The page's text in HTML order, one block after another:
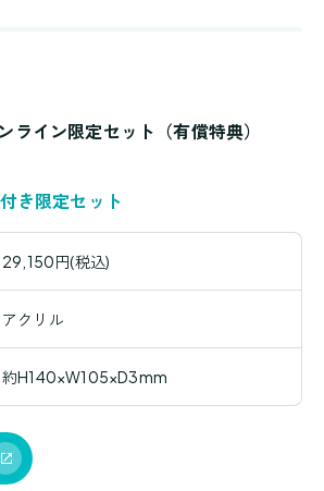
ライン限定セット（有償特典）
き限定セット
29,150円(税込)
アクリル
約H140×W105×D3mm